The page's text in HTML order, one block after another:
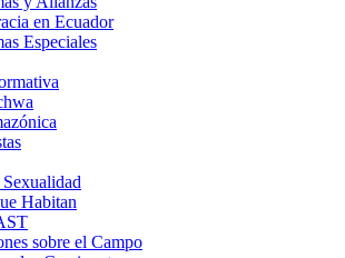
en Ecuador
Especiales
Habitan
sobre el Campo